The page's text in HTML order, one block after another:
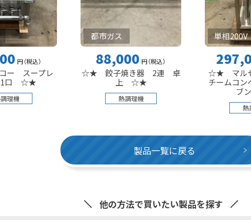
）
レ
都市ガス
88,000 円（税込）
☆★ 餃子焼き器 2連 卓
単相200V
297,000 円 （
☆★ マルゼン 電気
チームコンベクショ
ブン ☆★
製品一覧に戻る
他の方法で買いたい製品を探す